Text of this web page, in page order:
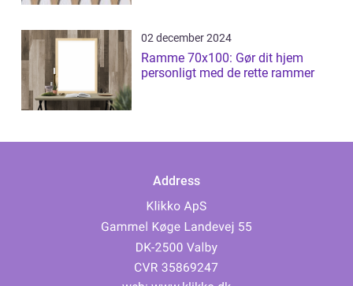
02 december 2024
Ramme 70x100: Gør dit hjem
personligt med de rette rammer
Address